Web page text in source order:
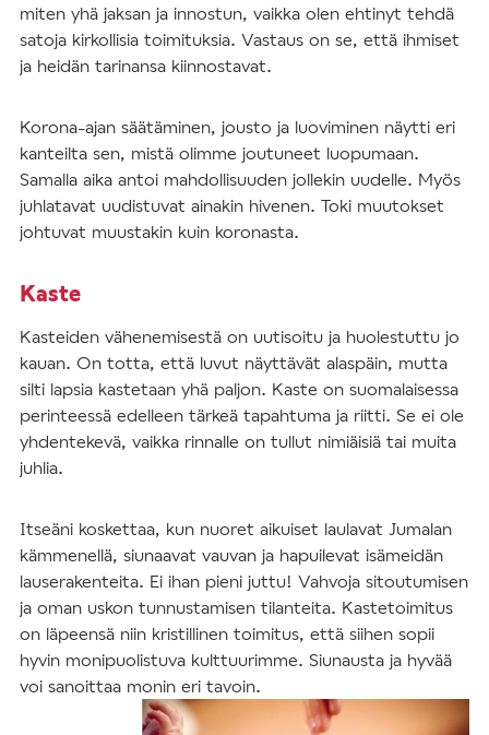
miten yhä jaksan ja innostun, vaikka olen ehtinyt tehdä
satoja kirkollisia toimituksia. Vastaus on se, että ihmiset
ja heidän tarinansa kiinnostavat.
Korona-ajan säätäminen, jousto ja luoviminen näytti eri
kanteilta sen, mistä olimme joutuneet luopumaan.
Samalla aika antoi mahdollisuuden jollekin uudelle. Myös
juhlatavat uudistuvat ainakin hivenen. Toki muutokset
johtuvat muustakin kuin koronasta.
Kaste
Kasteiden vähenemisestä on uutisoitu ja huolestuttu jo
kauan. On totta, että luvut näyttävät alaspäin, mutta
silti lapsia kastetaan yhä paljon. Kaste on suomalaisessa
perinteessä edelleen tärkeä tapahtuma ja riitti. Se ei ole
yhdentekevä, vaikka rinnalle on tullut nimiäisiä tai muita
juhlia.
Itseäni koskettaa, kun nuoret aikuiset laulavat Jumalan
kämmenellä, siunaavat vauvan ja hapuilevat isämeidän
lauserakenteita. Ei ihan pieni juttu! Vahvoja sitoutumisen
ja oman uskon tunnustamisen tilanteita. Kastetoimitus
on läpeensä niin kristillinen toimitus, että siihen sopii
hyvin monipuolistuva kulttuurimme. Siunausta ja hyvää
voi sanoittaa monin eri tavoin.